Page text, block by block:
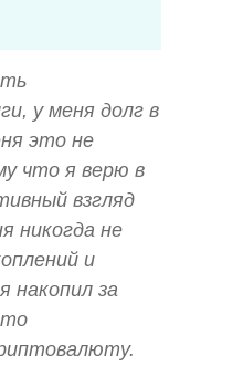
у меня долг в
это не
что я верю в
взгляд
никогда не
и
накопил за